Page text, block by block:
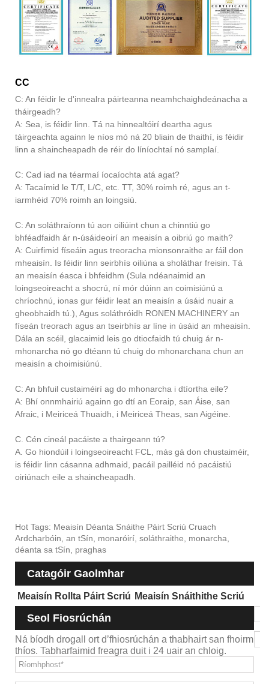
CC
C: An féidir le d'innealra páirteanna neamhchaighdeánacha a
tháirgeadh?
A: Sea, is féidir linn. Tá na hinnealtóirí deartha agus
táirgeachta againn le níos mó ná 20 bliain de thaithí, is féidir
linn a shaincheapadh de réir do líníochtaí nó samplaí.
C: Cad iad na téarmaí íocaíochta atá agat?
A: Tacaímid le T/T, L/C, etc. TT, 30% roimh ré, agus an t-
iarmhéid 70% roimh an loingsiú.
C: An soláthraíonn tú aon oiliúint chun a chinntiú go
bhféadfaidh ár n-úsáideoirí an meaisín a oibriú go maith?
A: Cuirfimid físeáin agus treoracha mionsonraithe ar fáil don
mheaisín. Is féidir linn seirbhís oiliúna a sholáthar freisin. Tá
an meaisín éasca i bhfeidhm (Sula ndéanaimid an
loingseoireacht a shocrú, ní mór dúinn an coimisiúnú a
chríochnú, ionas gur féidir leat an meaisín a úsáid nuair a
gheobhaidh tú.), Agus soláthróidh RONEN MACHINERY an
físeán treorach agus an tseirbhís ar líne in úsáid an mheaisín.
Dála an scéil, glacaimid leis go dtiocfaidh tú chuig ár n-
mhonarcha nó go dtéann tú chuig do mhonarchana chun an
meaisín a choimisiúnú.
C: An bhfuil custaiméirí ag do mhonarcha i dtíortha eile?
A: Bhí onnmhairiú againn go dtí an Eoraip, san Áise, san
Afraic, i Meiriceá Thuaidh, i Meiriceá Theas, san Aigéine.
C. Cén cineál pacáiste a thairgeann tú?
A. Go hiondúil i loingseoireacht FCL, más gá don chustaiméir,
is féidir linn cásanna adhmaid, pacáil pailléid nó pacáistiú
oiriúnach eile a shaincheapadh.
Hot Tags: Meaisín Déanta Snáithe Páirt Scriú Cruach
Ardcharbóin, an tSín, monaróirí, soláthraithe, monarcha,
déanta sa tSín, praghas
Catagóir Gaolmhar
Meaisín Rollta Páirt Scriú Meaisín Snáithithe Scriú
Seol Fiosrúchán
Ná bíodh drogall ort d’fhiosrúchán a thabhairt san fhoirm
thíos. Tabharfaimid freagra duit i 24 uair an chloig.